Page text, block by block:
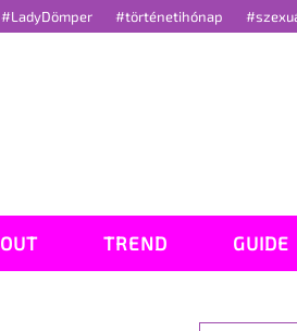
#LadyDömper #történetihónap
OUT TREND GUIDE